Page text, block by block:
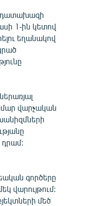
դատախազի
1-ին կետով
եղանակով
վարչական
դրամ:
գործերը
վարույթում:
մեծ